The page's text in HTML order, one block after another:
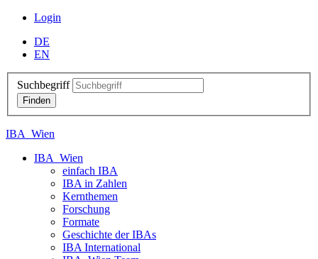
Login
DE
EN
Suchbegriff
IBA_Wien
IBA_Wien
einfach IBA
IBA in Zahlen
Kernthemen
Forschung
Formate
Geschichte der IBAs
IBA International